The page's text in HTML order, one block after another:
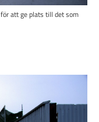
att ge plats till det som